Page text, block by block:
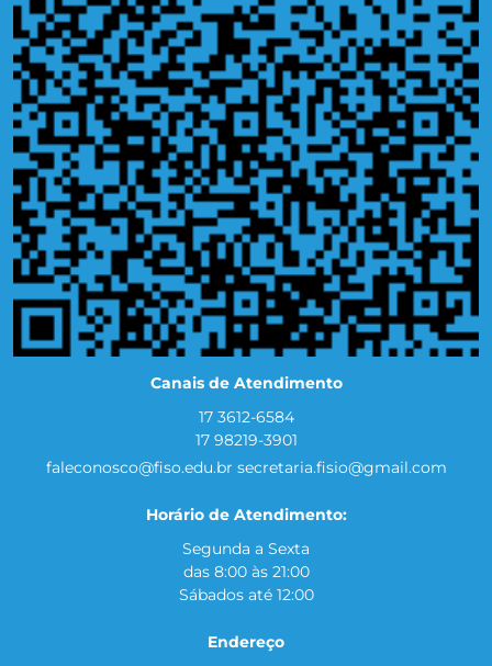
Canais de Atendimento
17 3612-6584
17 98219-3901
faleconosco@fiso.edu.br secretaria.fisio@gmail.com
Horário de Atendimento:
Segunda a Sexta
das 8:00 às 21:00
Sábados até 12:00
Endereço